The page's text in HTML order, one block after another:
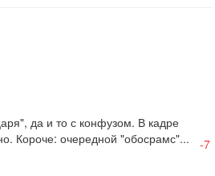
да и то с конфузом. В кадре
Короче: очередной "обосрамс"...
-7